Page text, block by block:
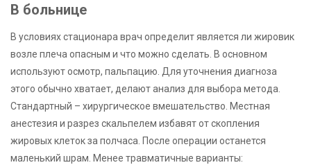
В больнице
В условиях стационара врач определит является ли жировик
возле плеча опасным и что можно сделать. В основном
используют осмотр, пальпацию. Для уточнения диагноза
этого обычно хватает, делают анализ для выбора метода.
Стандартный – хирургическое вмешательство. Местная
анестезия и разрез скальпелем избавят от скопления
жировых клеток за полчаса. После операции останется
маленький шрам. Менее травматичные варианты: